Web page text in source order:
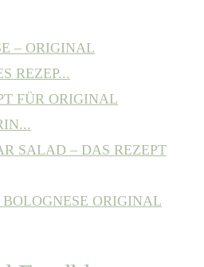
– ORIGINAL
REZEP...
FÜR ORIGINAL
SALAD – DAS REZEPT
ORIGINAL